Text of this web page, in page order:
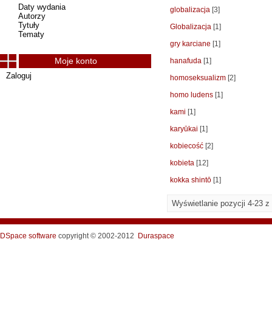
globalizacja [3]
Globalizacja [1]
gry karciane [1]
hanafuda [1]
homoseksualizm [2]
homo ludens [1]
kami [1]
karyūkai [1]
kobiecość [2]
kobieta [12]
kokka shintō [1]
Wyświetlanie pozycji 4-23 z
Daty wydania
Autorzy
Tytuły
Tematy
Moje konto
Zaloguj
DSpace software copyright © 2002-2012 Duraspace